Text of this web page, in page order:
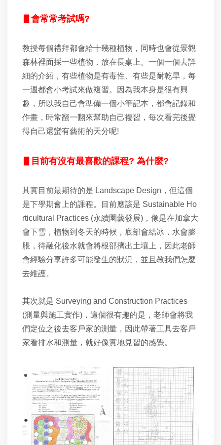
▋會常常考試嗎?
教授每個禮拜都會給十幾種植物，同時也會從景觀
森林裡面採一些植物，放在長桌上。一個一個去詳
細的介紹，有些植物是有毒性、有些是耐乾旱，每
一週都會小考試來做複習。因為我本身是很有興
趣，所以我自己會準備一個小筆記本，都會記錄和
作畫，時常翻一翻來幫助自己複習，每次看完後覺
得自己還蠻有藝術的天分呢!
▋目前有沒有最喜歡的課程? 為什麼?
其實目前最期待的是 Landscape Design，但這個
是下學期會上的課程。目前應該是 Sustainable Ho
rticultural Practices (永續園藝發展)，像是在加拿大
會下雪，植物到冬天的時候，底部會結冰，水會膨
脹，待融化後水就會將根部擠出土壤上，因此老師
會經驗分享許多可能發生的狀況，並且教我們怎麼
去維護。
其次就是 Surveying and Construction Practices
(測量與施工實作)，這個很有趣的是，老師會將我
們定位之後去客戶家的測量，因此帶著工具去客戶
家看排水和測量，就好像實地見習的感覺。